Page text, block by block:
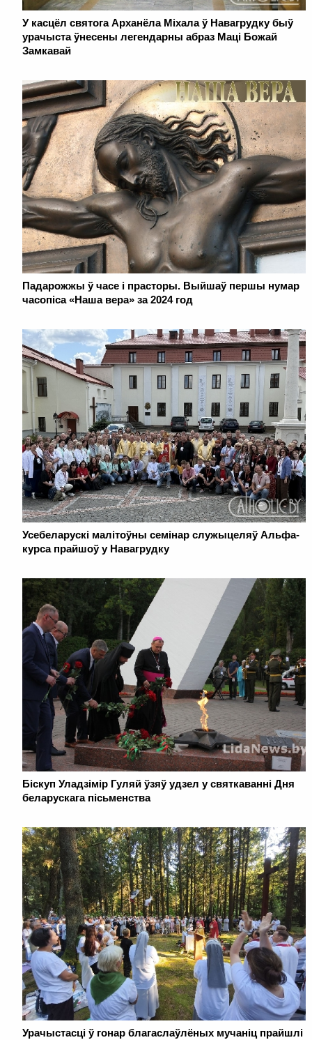
У касцёл святога Арханёла Міхала ў Навагрудку быў
урачыста ўнесены легендарны абраз Маці Божай
Замкавай
Падарожжы ў часе і прасторы. Выйшаў першы нумар
часопіса «Наша вера» за 2024 год
Усебеларускі малітоўны семінар служыцеляў Альфа-
курса прайшоў у Навагрудку
Біскуп Уладзімір Гуляй ўзяў удзел у святкаваннi Дня
беларускага пісьменства
Урачыстасці ў гонар благаслаўлёных мучаніц прайшлі